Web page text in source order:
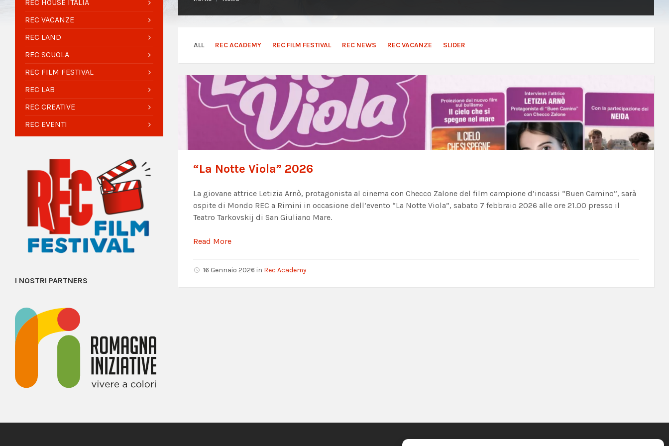
ALL REC ACADEMY REC FILM FESTIVAL REC NEWS REC VACANZE SLIDER
“La Notte Viola” 2026
La giovane attrice Letizia Arnò, protagonista al cinema con Checco Zalone del film campione d’incassi “Buen Camino”, sarà
ospite di Mondo REC a Rimini in occasione dell’evento “La Notte Viola”, sabato 7 febbraio 2026 alle ore 21.00 presso il
Teatro Tarkovskij di San Giuliano Mare.
Read More
16 Gennaio 2026in Rec Academy
REC HOUSE ITALIA
REC VACANZE
REC LAND
REC SCUOLA
REC FILM FESTIVAL
REC LAB
REC CREATIVE
REC EVENTI
I NOSTRI PARTNERS